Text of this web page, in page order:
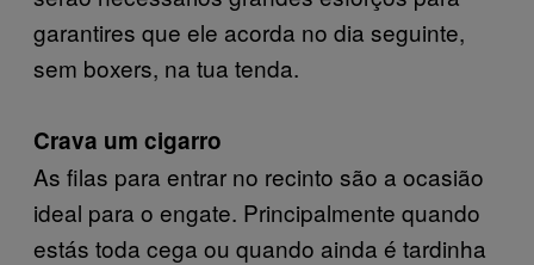
garantires que ele acorda no dia seguinte,
sem boxers, na tua tenda.
Crava um cigarro
As filas para entrar no recinto são a ocasião
ideal para o engate. Principalmente quando
estás toda cega ou quando ainda é tardinha